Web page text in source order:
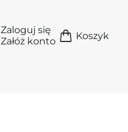
Zaloguj się
Załóż konto
Koszyk